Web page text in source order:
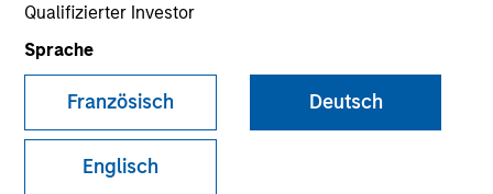
Qualifizierter Investor
Sprache
Französisch Deutsch
Englisch
Global Liquidity
We offer investments across the world’s liquidity markets
to meet a range of investors’ needs for income, liquidity
and capital preservation.